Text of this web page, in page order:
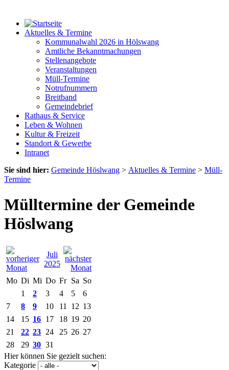
Aktuelles & Termine
Kommunalwahl 2026 in Hölswang
Amtliche Bekanntmachungen
Stellenangebote
Veranstaltungen
Müll-Termine
Notrufnummern
Breitband
Gemeindebrief
Rathaus & Service
Leben & Wohnen
Kultur & Freizeit
Standort & Gewerbe
Intranet
Sie sind hier: Gemeinde Höslwang > Aktuelles & Termine > Müll-
Termine
Mülltermine der Gemeinde
Höslwang
Juli
2025
Mo Di Mi Do Fr Sa So
1
2 3 4 5
6
7
8 9 10 11 12 13
14
15 16 17 18 19 20
21
22 23 24 25 26 27
28
29 30 31
Hier können Sie gezielt suchen:
Kategorie